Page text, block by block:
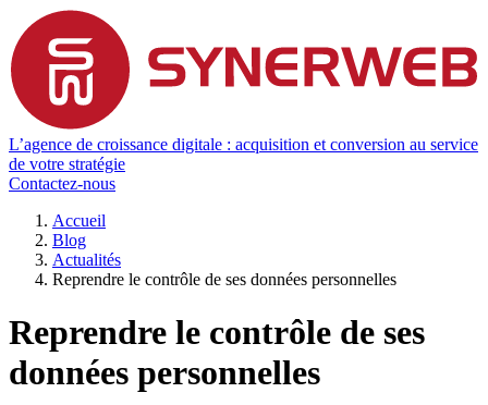
L’agence de croissance digitale : acquisition et conversion au service
de votre stratégie
Contactez-nous
Accueil
Blog
Actualités
Reprendre le contrôle de ses données personnelles
Reprendre le contrôle de ses
données personnelles